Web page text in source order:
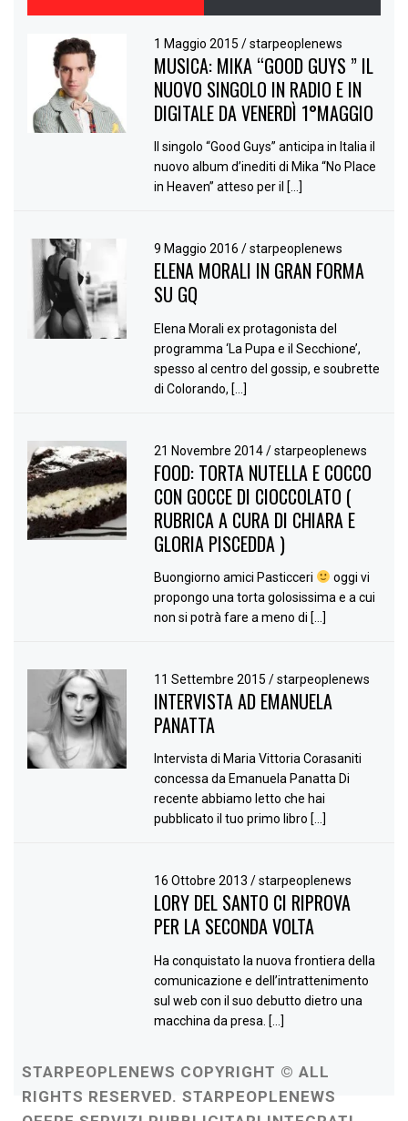
1 Maggio 2015/ starpeoplenews
MUSICA: MIKA “GOOD GUYS ” IL
NUOVO SINGOLO IN RADIO E IN
DIGITALE DA VENERDÌ 1°MAGGIO
Il singolo “Good Guys” anticipa in Italia il
nuovo album d’inediti di Mika “No Place
in Heaven” atteso per il […]
9 Maggio 2016/ starpeoplenews
ELENA MORALI IN GRAN FORMA
SU GQ
Elena Morali ex protagonista del
programma ‘La Pupa e il Secchione’,
spesso al centro del gossip, e soubrette
di Colorando, […]
21 Novembre 2014/ starpeoplenews
FOOD: TORTA NUTELLA E COCCO
CON GOCCE DI CIOCCOLATO (
RUBRICA A CURA DI CHIARA E
GLORIA PISCEDDA )
Buongiorno amici Pasticceri
oggi vi
propongo una torta golosissima e a cui
non si potrà fare a meno di […]
11 Settembre 2015/ starpeoplenews
INTERVISTA AD EMANUELA
PANATTA
Intervista di Maria Vittoria Corasaniti
concessa da Emanuela Panatta Di
recente abbiamo letto che hai
pubblicato il tuo primo libro […]
16 Ottobre 2013/ starpeoplenews
LORY DEL SANTO CI RIPROVA
PER LA SECONDA VOLTA
Ha conquistato la nuova frontiera della
comunicazione e dell’intrattenimento
sul web con il suo debutto dietro una
macchina da presa. […]
STARPEOPLENEWS COPYRIGHT © ALL
RIGHTS RESERVED. STARPEOPLENEWS